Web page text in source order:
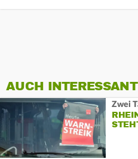
AUCH INTERESSANT
Zwei